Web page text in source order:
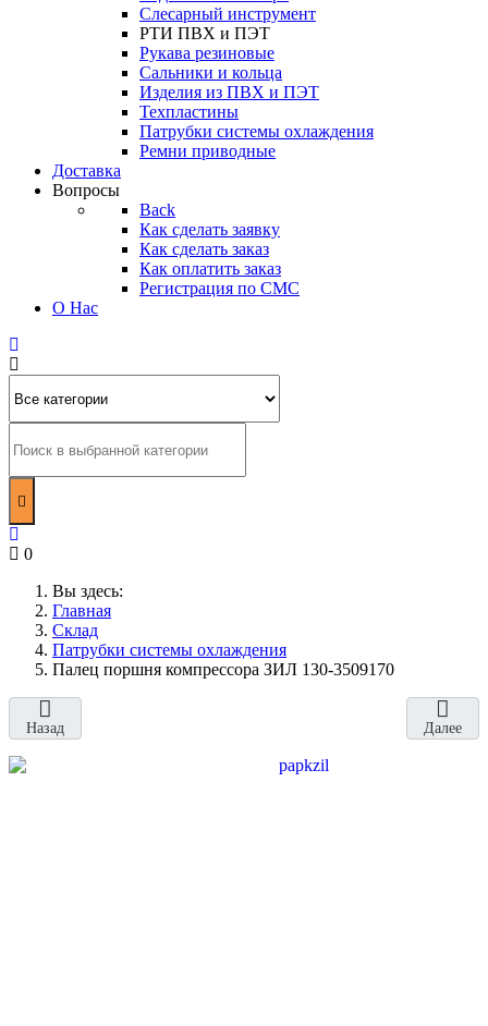
Слесарный инструмент
РТИ ПВХ и ПЭТ
Рукава резиновые
Сальники и кольца
Изделия из ПВХ и ПЭТ
Техпластины
Патрубки системы охлаждения
Ремни приводные
Доставка
Вопросы
Back
Как сделать заявку
Как сделать заказ
Как оплатить заказ
Регистрация по СМС
О Нас
0
Вы здесь:
Главная
Склад
Патрубки системы охлаждения
Палец поршня компрессора ЗИЛ 130-3509170
Назад Далее